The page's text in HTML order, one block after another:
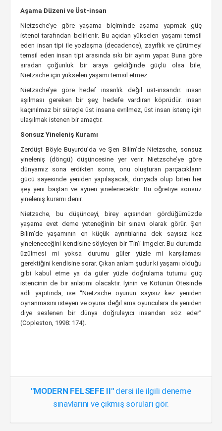
Aşama Düzeni ve Üst-insan
Nietzsche’ye göre yaşama biçiminde aşama yapmak güç
istenci tarafından belirlenir. Bu açıdan yükselen yaşamı temsil
eden insan tipi ile yozlaşma (decadence), zayıflık ve çürümeyi
temsil eden insan tipi arasında sıkı bir ayrım yapar. Buna göre
sıradan çoğunluk bir araya geldiğinde güçlü olsa bile,
Nietzsche için yükselen yaşamı temsil etmez.
Nietzsche’ye göre hedef insanlık değil üst-insandır. insan
aşılması gereken bir şey, hedefe vardıran köprüdür. insan
kaçınılmaz bir süreçle üst insana evrilmez, üst insan istenç için
ulaşılmak istenen bir amaçtır.
Sonsuz Yineleniş Kuramı
Zerdüşt Böyle Buyurdu’da ve Şen Bilim’de Nietzsche, sonsuz
yineleniş (döngü) düşüncesine yer verir. Nietzsche’ye göre
dünyamız sona erdikten sonra, onu oluşturan parçacıkların
gücü sayesinde yeniden yapılaşacak, dünyada olup biten her
şey yeni baştan ve aynen yinelenecektir. Bu öğretiye sonsuz
yineleniş kuramı denir.
Nietzsche, bu düşünceyi, birey açısından gördüğümüzde
yaşama evet deme yeteneğinin bir sınavı olarak görür. Şen
Bilim’de yaşamının en küçük ayrıntılarına dek sayısız kez
yineleneceğini kendisine söyleyen bir Tin’i imgeler. Bu durumda
üzülmesi mi yoksa durumu güler yüzle mi karşılaması
gerektiğini kendisine sorar. Çıkan anlam şudur ki yaşamı olduğu
gibi kabul etme ya da güler yüzle doğrulama tutumu güç
istencinin de bir anlatımı olacaktır. İyinin ve Kötünün Ötesinde
adlı yapıtında, ise “Nietzsche oyunun sayısız kez yeniden
oynanmasını isteyen ve oyuna değil ama oyunculara da yeniden
diye seslenen bir dünya doğrulayıcı insandan söz eder”
(Copleston, 1998: 174).
"MODERN FELSEFE II"dersi ile ilgili deneme
sınavlarını ve çıkmış soruları gör.